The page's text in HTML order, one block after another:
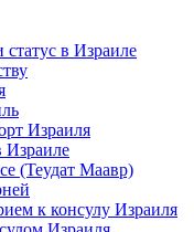
в Израиле
Израиля
Израиле
(Теудат Маавр)
к консулу Израиля